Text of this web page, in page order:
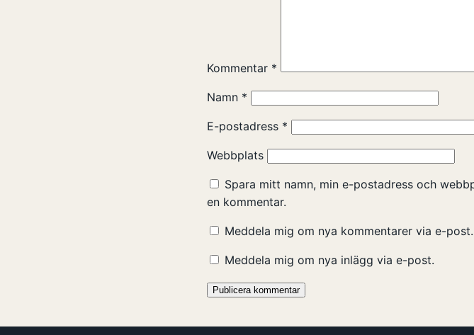
Kommentar *
Namn *
E-postadress *
Webbplats
Spara mitt namn, min e-postadress och
en kommentar.
Meddela mig om nya kommentarer via e-post.
Meddela mig om nya inlägg via e-post.